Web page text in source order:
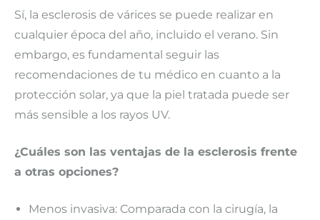
Sí, la esclerosis de várices se puede realizar en
cualquier época del año, incluido el verano. Sin
embargo, es fundamental seguir las
recomendaciones de tu médico en cuanto a la
protección solar, ya que la piel tratada puede ser
más sensible a los rayos UV.
¿Cuáles son las ventajas de la esclerosis frente
a otras opciones?
Menos invasiva: Comparada con la cirugía, la